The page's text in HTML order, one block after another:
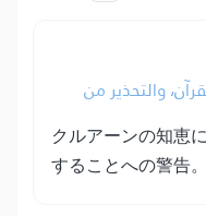
والتحذير من
クルアーンの知恵
することへの警告。